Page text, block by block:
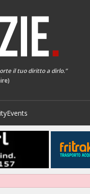
il tuo diritto a dirlo.”